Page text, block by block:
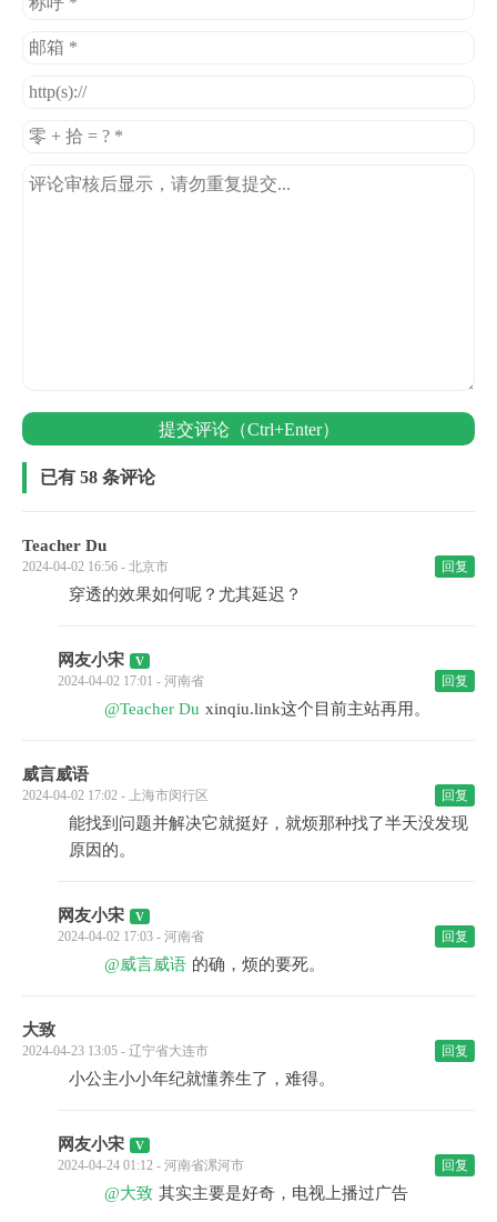
提交评论（Ctrl+Enter）
已有 58 条评论
Teacher Du
2024-04-02 16:56 - 北京市 回复
穿透的效果如何呢？尤其延迟？
网友小宋
2024-04-02 17:01 - 河南省 回复
@Teacher Du xinqiu.link这个目前主站再用。
威言威语
2024-04-02 17:02 - 上海市闵行区 回复
能找到问题并解决它就挺好，就烦那种找了半天没发现
原因的。
网友小宋
2024-04-02 17:03 - 河南省 回复
@威言威语 的确，烦的要死。
大致
2024-04-23 13:05 - 辽宁省大连市 回复
小公主小小年纪就懂养生了，难得。
网友小宋
2024-04-24 01:12 - 河南省漯河市 回复
@大致 其实主要是好奇，电视上播过广告